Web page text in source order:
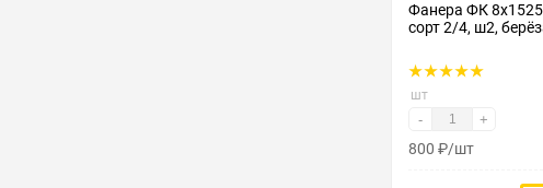
Фанера ФК
сорт 2/4, ш2,
шт
- +
800 ₽/шт